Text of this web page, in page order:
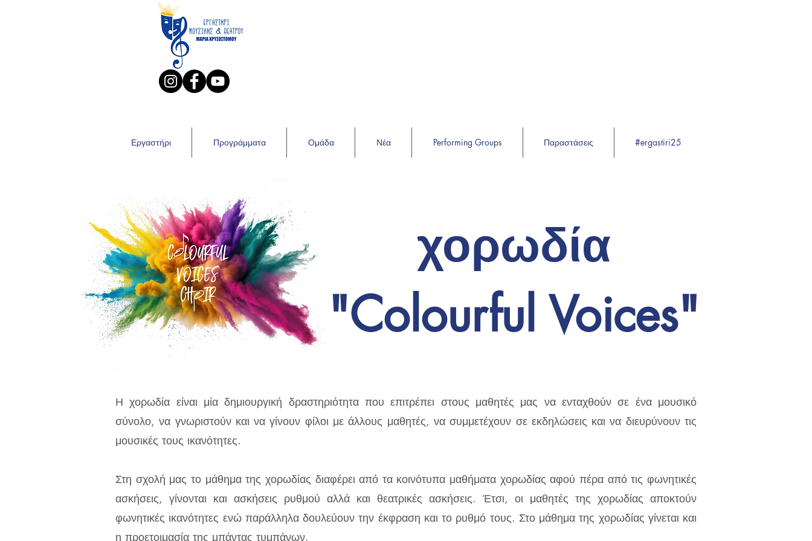
Εργαστήρι Προγράμματα Ομάδα Νέα Performing Groups Παραστάσεις #ergastiri25
χορωδία
"Colourful Voices"
Η χορωδία είναι μία δημιουργική δραστηριότητα που επιτρέπει στους μαθητές μας να ενταχθούν σε ένα μουσικό
σύνολο, να γνωριστούν και να γίνουν φίλοι με άλλους μαθητές, να συμμετέχουν σε εκδηλώσεις και να διευρύνουν τις
μουσικές τους ικανότητες.
Στη σχολή μας το μάθημα της χορωδίας διαφέρει από τα κοινότυπα μαθήματα χορωδίας αφού πέρα από τις φωνητικές
ασκήσεις, γίνονται και ασκήσεις ρυθμού αλλά και θεατρικές ασκήσεις. Έτσι, οι μαθητές της χορωδίας αποκτούν
φωνητικές ικανότητες ενώ παράλληλα δουλεύουν την έκφραση και το ρυθμό τους. Στο μάθημα της χορωδίας γίνεται και
η προετοιμασία της μπάντας τυμπάνων.